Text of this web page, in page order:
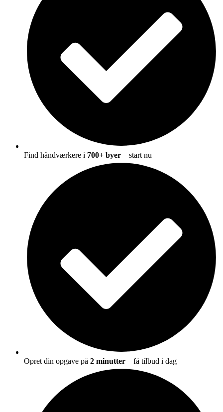
Find håndværkere i 700+ byer – start nu
Opret din opgave på 2 minutter – få tilbud i dag